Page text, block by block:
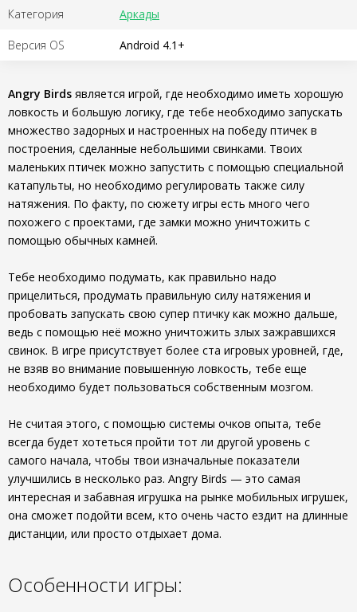
Категория Аркады
Версия OS Android 4.1+
Angry Birds является игрой, где необходимо иметь хорошую
ловкость и большую логику, где тебе необходимо запускать
множество задорных и настроенных на победу птичек в
построения, сделанные небольшими свинками. Твоих
маленьких птичек можно запустить с помощью специальной
катапульты, но необходимо регулировать также силу
натяжения. По факту, по сюжету игры есть много чего
похожего с проектами, где замки можно уничтожить с
помощью обычных камней.
Тебе необходимо подумать, как правильно надо
прицелиться, продумать правильную силу натяжения и
пробовать запускать свою супер птичку как можно дальше,
ведь с помощью неё можно уничтожить злых зажравшихся
свинок. В игре присутствует более ста игровых уровней, где,
не взяв во внимание повышенную ловкость, тебе еще
необходимо будет пользоваться собственным мозгом.
Не считая этого, с помощью системы очков опыта, тебе
всегда будет хотеться пройти тот ли другой уровень с
самого начала, чтобы твои изначальные показатели
улучшились в несколько раз. Angry Birds — это самая
интересная и забавная игрушка на рынке мобильных игрушек,
она сможет подойти всем, кто очень часто ездит на длинные
дистанции, или просто отдыхает дома.
Особенности игры: